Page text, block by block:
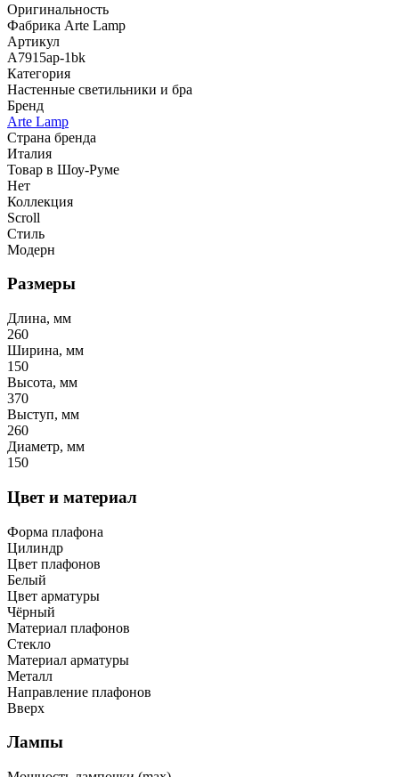
Оригинальность
Фабрика Arte Lamp
Артикул
A7915ap-1bk
Категория
Настенные светильники и бра
Бренд
Arte Lamp
Страна бренда
Италия
Товар в Шоу-Руме
Нет
Коллекция
Scroll
Стиль
Модерн
Размеры
Длина, мм
260
Ширина, мм
150
Высота, мм
370
Выступ, мм
260
Диаметр, мм
150
Цвет и материал
Форма плафона
Цилиндр
Цвет плафонов
Белый
Цвет арматуры
Чёрный
Материал плафонов
Стекло
Материал арматуры
Металл
Направление плафонов
Вверх
Лампы